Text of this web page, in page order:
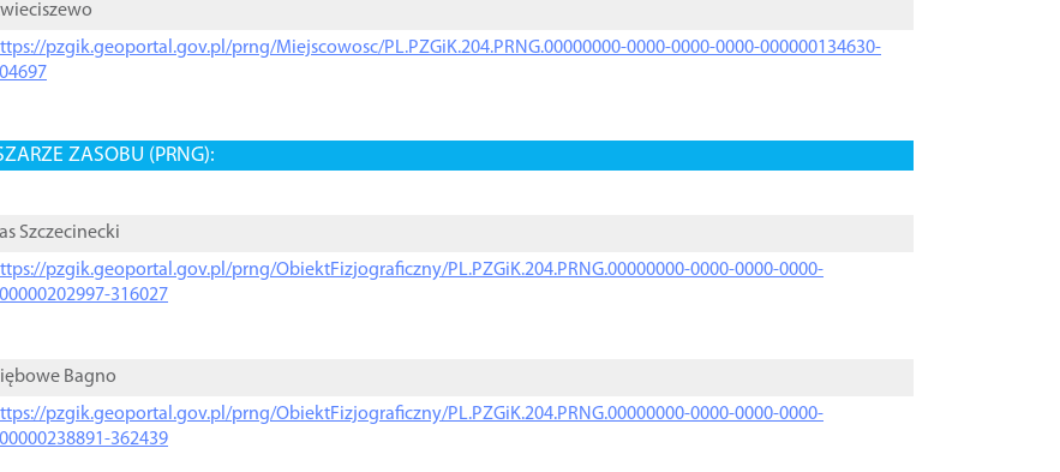
pzgik.geoportal.gov.pl/prng/Miejscowosc/PL.PZGiK.204.PRNG.00000000-0000-0000-0000-000000134630-
ZASOBU (PRNG):
Szczecinecki
pzgik.geoportal.gov.pl/prng/ObiektFizjograficzny/PL.PZGiK.204.PRNG.00000000-0000-0000-0000-
316027
Bagno
pzgik.geoportal.gov.pl/prng/ObiektFizjograficzny/PL.PZGiK.204.PRNG.00000000-0000-0000-0000-
362439